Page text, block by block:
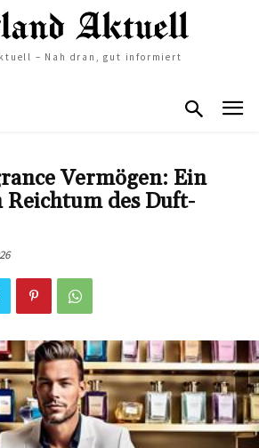
– Nah dran, gut informiert
Vermögen: Ein
Reichtum des Duft-